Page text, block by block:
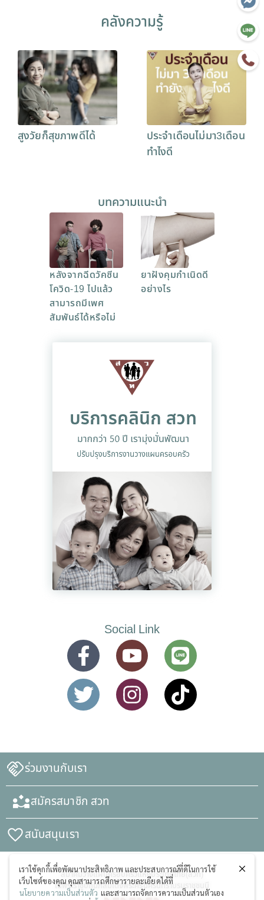
คลังความรู้
สูงวัยก็สุขภาพดีได้
ประจำเดือนไม่มา3เดือน
ทำไงดี
บทความแนะนำ
หลังจากฉีดวัคซีน
โควิด-19 ไปแล้ว
สามารถมีเพศ
สัมพันธ์ได้หรือไม่
ยาฝังคุมกำเนิดดี
อย่างไร
Social Link
ร่วมงานกับเรา
สมัครสมาชิก สวท
สนับสนุนเรา
สมาคมวางแผนครอบครัวแห่งประเทศไทย(สวท)
ในพระราชูปถัมภ์สมเด็จพระศรีนครินทราบรมราชชนนี
เราใช้คุกกี้เพื่อพัฒนาประสิทธิภาพ และประสบการณ์ที่ดีในการใช้
เว็บไซต์ของคุณ คุณสามารถศึกษารายละเอียดได้ที่
นโยบายความเป็นส่วนตัว และสามารถจัดการความเป็นส่วนตัวเอง